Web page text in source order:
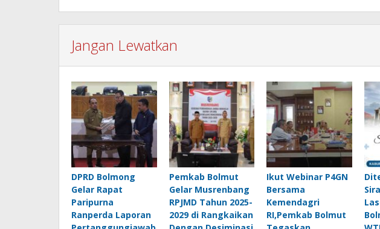
Jangan Lewatkan
DPRD Bolmong
Gelar Rapat
Paripurna
Ranperda Laporan
Pemkab Bolmut
Gelar Musrenbang
RPJMD Tahun 2025-
2029 di Rangkaikan
Ikut Webinar P4GN
Bersama
Kemendagri
RI,Pemkab Bolmut